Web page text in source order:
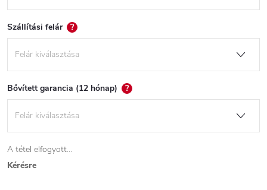
Szállítási felár ?
Bővített garancia (12 hónap) ?
A tétel elfogyott…
Kérésre